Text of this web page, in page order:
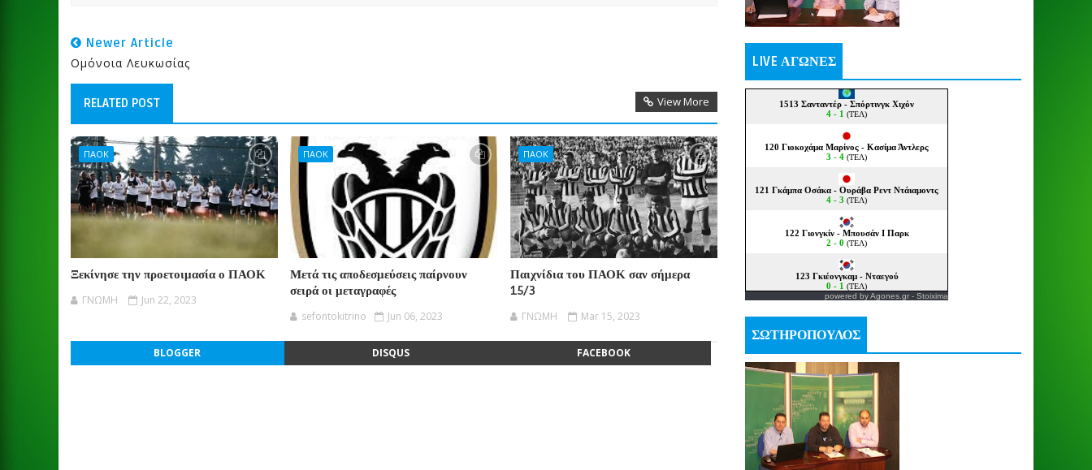
Newer Article
Ομόνοια Λευκωσίας
RELATED POST View More
ΠΑΟΚ
Ξεκίνησε την προετοιμασία ο ΠΑΟΚ
ΓΝΩΜΗ Jun 22, 2023
ΠΑΟΚ
Μετά τις αποδεσμεύσεις παίρνουν
σειρά οι μεταγραφές
sefontokitrino Jun 06, 2023
ΠΑΟΚ
Παιχνίδια του ΠΑΟΚ σαν σήμερα
15/3
ΓΝΩΜΗ Mar 15, 2023
BLOGGER DISQUS FACEBOOK
LIVE ΑΓΩΝΕΣ
powered byAgones.gr - Stoixima
ΣΩΤΗΡΟΠΟΥΛΟΣ